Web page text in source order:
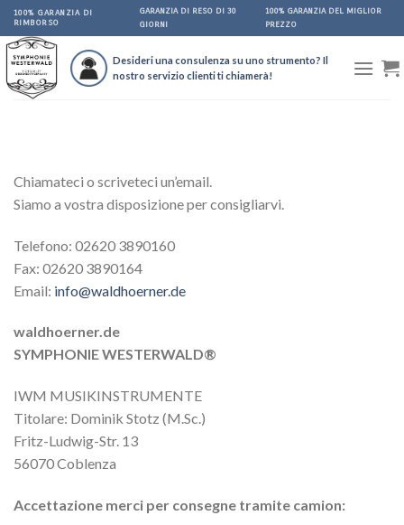
Skip
to
content
100% GARANZIA DI
RIMBORSO
GARANZIA DI RESO DI 30
GIORNI
100% GARANZIA DEL MIGLIOR
PREZZO
Desideri una consulenza su uno strumento? Il
nostro servizio clienti ti chiamerà!
Chiamateci o scriveteci un’email.
Siamo a vostra disposizione per consigliarvi.
Telefono: 02620 3890160
Fax: 02620 3890164
Email: info@waldhoerner.de
waldhoerner.de
SYMPHONIE WESTERWALD®
IWM MUSIKINSTRUMENTE
Titolare: Dominik Stotz (M.Sc.)
Fritz-Ludwig-Str. 13
56070 Coblenza
Accettazione merci per consegne tramite camion: